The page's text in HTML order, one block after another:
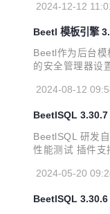
2024-12-12
Beetl 模板引擎
Beetl作为后台
的安全管理器设
2024-08-12
BeetlSQL 3.30.7
BeetlSQL 研发
性能测试 插件
2024-05-20
BeetlSQL 3.30.6